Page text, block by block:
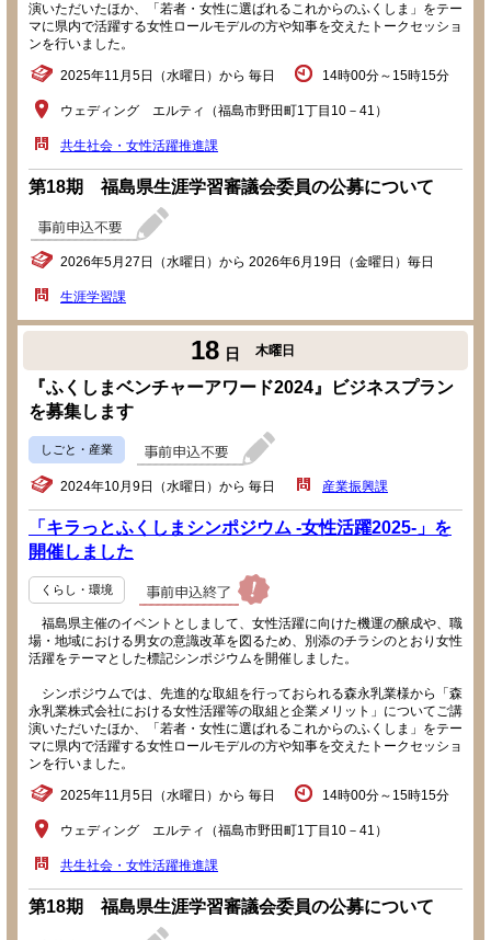
演いただいたほか、「若者・女性に選ばれるこれからのふくしま」をテー
マに県内で活躍する女性ロールモデルの方や知事を交えたトークセッショ
ンを行いました。
2025年11月5日（水曜日）から 毎日 14時00分～15時15分
ウェディング エルティ（福島市野田町1丁目10－41）
共生社会・女性活躍推進課
第18期 福島県生涯学習審議会委員の公募について
2026年5月27日（水曜日）から 2026年6月19日（金曜日）毎日
生涯学習課
18 日 木曜日
『ふくしまベンチャーアワード2024』ビジネスプラン
を募集します
しごと・産業
2024年10月9日（水曜日）から 毎日 産業振興課
「キラっとふくしまシンポジウム -女性活躍2025-」を
開催しました
くらし・環境
福島県主催のイベントとしまして、女性活躍に向けた機運の醸成や、職
場・地域における男女の意識改革を図るため、別添のチラシのとおり女性
活躍をテーマとした標記シンポジウムを開催しました。
シンポジウムでは、先進的な取組を行っておられる森永乳業様から「森
永乳業株式会社における女性活躍等の取組と企業メリット」についてご講
演いただいたほか、「若者・女性に選ばれるこれからのふくしま」をテー
マに県内で活躍する女性ロールモデルの方や知事を交えたトークセッショ
ンを行いました。
2025年11月5日（水曜日）から 毎日 14時00分～15時15分
ウェディング エルティ（福島市野田町1丁目10－41）
共生社会・女性活躍推進課
第18期 福島県生涯学習審議会委員の公募について